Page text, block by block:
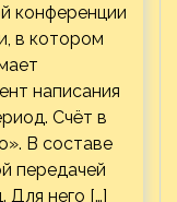
конференции
в котором
написания
Счёт в
В составе
передачей
него […]